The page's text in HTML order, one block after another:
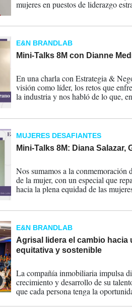
mujeres en puestos de liderazgo
E&N BRANDLAB
Mini-Talks 8M con Dianne
En una charla con Estrategia &
visión como líder, los retos que
la industria y nos habló de lo que,
MUJERES DESAFIANTES
Mini-Talks 8M: Diana Salazar,
Nos sumamos a la conmemoración
de la mujer, con un especial que
hacia la plena equidad de las
E&N BRANDLAB
Agrisal lidera el cambio hacia
equitativa y sostenible
La compañía inmobiliaria impulsa
crecimiento y desarrollo de su
que cada persona tenga la